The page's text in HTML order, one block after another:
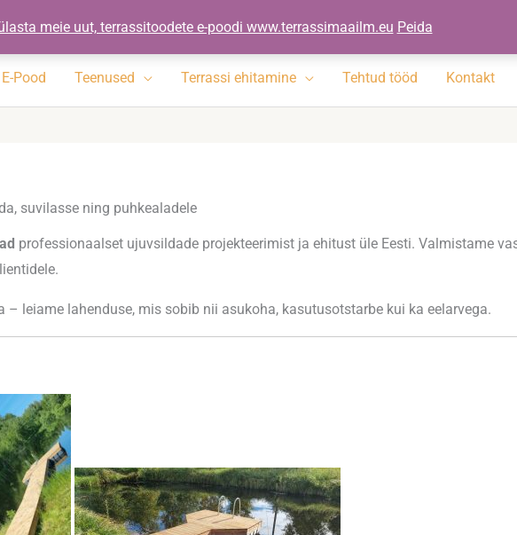
meie uut, terrassitoodete e-poodi www.terrassimaailm.eu Peida
E-Pood Teenused Terrassi ehitamine Tehtud tööd Kontakt
suvilasse ning puhkealadele
professionaalset ujuvsildade projekteerimist ja ehitust üle Eesti. Valmistame
– leiame lahenduse, mis sobib nii asukoha, kasutusotstarbe kui ka eelarvega.